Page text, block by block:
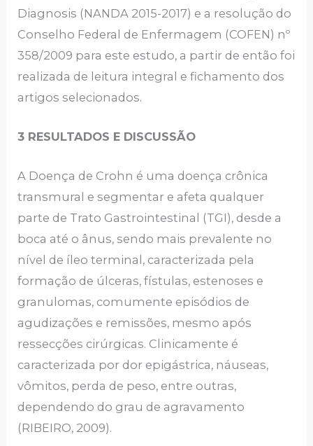
Diagnosis (NANDA 2015-2017) e a resolução do
Conselho Federal de Enfermagem (COFEN) nº
358/2009 para este estudo, a partir de então foi
realizada de leitura integral e fichamento dos
artigos selecionados.
3 RESULTADOS E DISCUSSÃO
A Doença de Crohn é uma doença crônica
transmural e segmentar e afeta qualquer
parte de Trato Gastrointestinal (TGI), desde a
boca até o ânus, sendo mais prevalente no
nível de íleo terminal, caracterizada pela
formação de úlceras, fístulas, estenoses e
granulomas, comumente episódios de
agudizações e remissões, mesmo após
ressecções cirúrgicas. Clinicamente é
caracterizada por dor epigástrica, náuseas,
vômitos, perda de peso, entre outras,
dependendo do grau de agravamento
(RIBEIRO, 2009).